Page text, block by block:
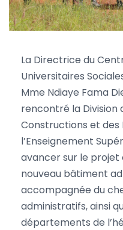
La Directrice du
Universitaires
Mme Ndiaye Fama
rencontré la Division
Constructions et des
l’Enseignement
avancer sur le projet
nouveau bâtiment
accompagnée du
administratifs, ainsi
départements de